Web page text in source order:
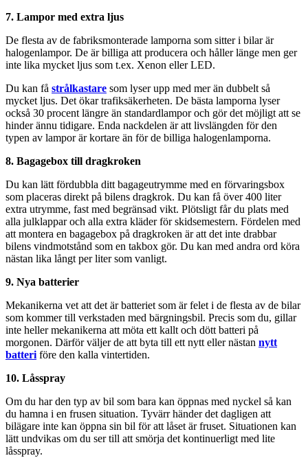
7. Lampor med extra ljus
De flesta av de fabriksmonterade lamporna som sitter i bilar är
halogenlampor. De är billiga att producera och håller länge men ger
inte lika mycket ljus som t.ex. Xenon eller LED.
Du kan få strålkastare som lyser upp med mer än dubbelt så
mycket ljus. Det ökar trafiksäkerheten. De bästa lamporna lyser
också 30 procent längre än standardlampor och gör det möjligt att se
hinder ännu tidigare. Enda nackdelen är att livslängden för den
typen av lampor är kortare än för de billiga halogenlamporna.
8. Bagagebox till dragkroken
Du kan lätt fördubbla ditt bagageutrymme med en förvaringsbox
som placeras direkt på bilens dragkrok. Du kan få över 400 liter
extra utrymme, fast med begränsad vikt. Plötsligt får du plats med
alla julklappar och alla extra kläder för skidsemestern. Fördelen med
att montera en bagagebox på dragkroken är att det inte drabbar
bilens vindmotstånd som en takbox gör. Du kan med andra ord köra
nästan lika långt per liter som vanligt.
9. Nya batterier
Mekanikerna vet att det är batteriet som är felet i de flesta av de bilar
som kommer till verkstaden med bärgningsbil. Precis som du, gillar
inte heller mekanikerna att möta ett kallt och dött batteri på
morgonen. Därför väljer de att byta till ett nytt eller nästan nytt
batteri före den kalla vintertiden.
10. Låsspray
Om du har den typ av bil som bara kan öppnas med nyckel så kan
du hamna i en frusen situation. Tyvärr händer det dagligen att
bilägare inte kan öppna sin bil för att låset är fruset. Situationen kan
lätt undvikas om du ser till att smörja det kontinuerligt med lite
låsspray.